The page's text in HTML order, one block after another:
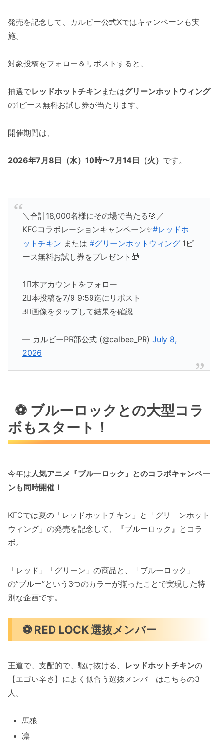
発売を記念して、カルビー公式Xではキャンペーンも実
施。
対象投稿をフォロー＆リポストすると、
抽選でレッドホットチキンまたはグリーンホットウィング
の1ピース無料お試し券が当たります。
開催期間は、
2026年7月8日（水）10時〜7月14日（火） です。
＼合計18,000名様にその場で当たる🎯／
KFCコラボレーションキャンペーン✨#レッドホ
ットチキン または #グリーンホットウィング1ピ
ース無料お試し券をプレゼント🎁
1⃣本アカウントをフォロー
2⃣本投稿を7/9 9:59迄にリポスト
3⃣画像をタップして結果を確認
— カルビーPR部公式 (@calbee_PR) July 8,
2026
⚽ ブルーロックとの大型コラ
ボもスタート！
今年は人気アニメ『ブルーロック』とのコラボキャンペー
ンも同時開催！
KFCでは夏の「レッドホットチキン」と「グリーンホット
ウィング」の発売を記念して、『ブルーロック』とコラ
ボ。
「レッド」「グリーン」の商品と、「ブルーロック」
の”ブルー”という3つのカラーが揃ったことで実現した特
別な企画です。
⚽ RED LOCK 選抜メンバー
王道で、支配的で、駆け抜ける、 レッドホットチキンの
【エゴい辛さ】によく似合う選抜メンバーはこちらの3
人。
馬狼
凛